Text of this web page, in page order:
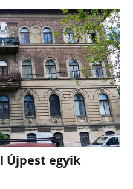
Újpest egyik